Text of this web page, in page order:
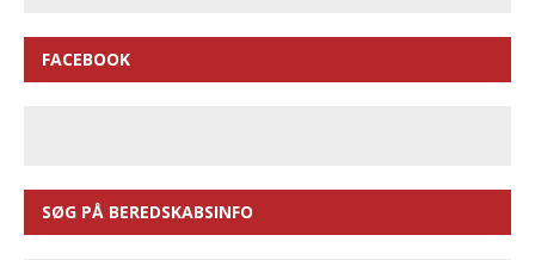
FACEBOOK
SØG PÅ BEREDSKABSINFO